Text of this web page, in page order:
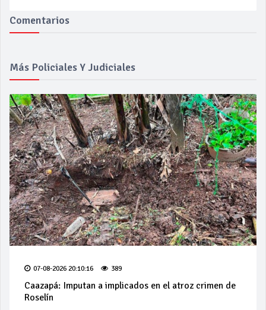
Comentarios
Más Policiales Y Judiciales
07-08-2026 20:10:16 389
Caazapá: Imputan a implicados en el atroz crimen de
Roselín